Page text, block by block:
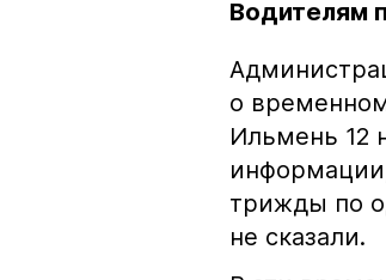
Водителям
о
Ильмень 12
трижды по
не сказали.